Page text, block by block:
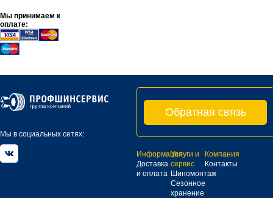
Мы принимаем к
оплате:
Мы в социальных сетях:
Обратная связь
Информация
Доставка
и оплата
Услуги и
сервис
Шиномонтаж
Сезонное
хранение
Компания
Контакты